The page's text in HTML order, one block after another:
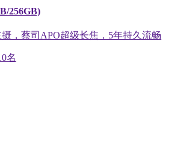
256GB)
，蔡司APO超级长焦，5年持久流畅
名